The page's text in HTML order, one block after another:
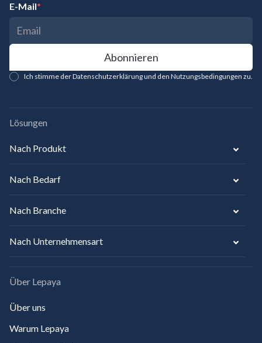
E-Mail*
Ich stimme der Datenschutzerklärung und den Nutzungsbedingungen zu.
Lösungen
Nach Produkt
Nach Bedarf
Nach Branche
Nach Unternehmensart
Über Lepaya
Über uns
Warum Lepaya